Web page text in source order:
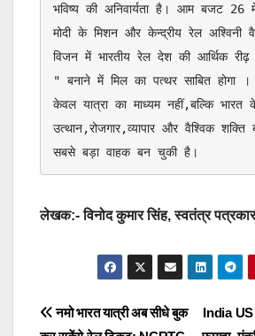
भविष्य की अनिवार्यता है। आम बजट 26
मोदी के मिशन और केन्द्रीय रेल अश्विनी
विजन में भारतीय रेल देश की आर्थिक रीढ़
" बनाने में मिल का पत्थर साबित होगा
केवल यात्रा का माध्यम नहीं,बल्कि भारत
उत्थान,रोजगार,व्यापार और वैश्विक
सबसे बड़ा वाहक बन चुकी है।
लेखक:- विनोद कुमार सिंह, स्वतंत्र
Post
India US
नमो भारत यात्री अब सीधे बुक